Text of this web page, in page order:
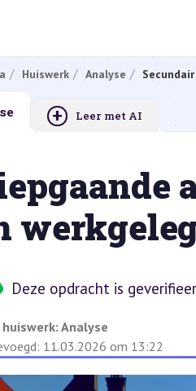
Huiswerk Analyse
+ Leer met AI
Deze opdracht is
huiswerk: Analyse
11.03.2026 om 13:22